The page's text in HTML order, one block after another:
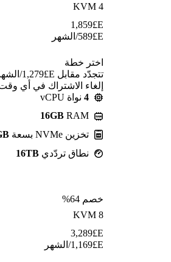
KVM 4
E£
1,859
E£
589/الشهر
اختر خطة
إلغاء الاشتراك في أي
4 نواة vCPU
16GB RAM
تخزين NVMe بسعة
نطاق تردّدي 16TB
خصم 64%
KVM 8
E£
3,289
E£
1,169/الشهر